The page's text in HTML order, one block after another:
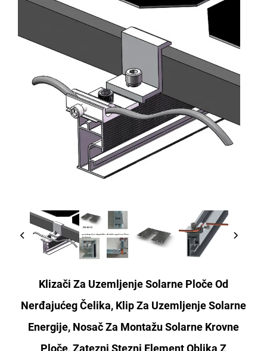
Klizači Za Uzemljenje Solarne Ploče Od
Nerđajućeg Čelika, Klip Za Uzemljenje Solarne
Energije, Nosač Za Montažu Solarne Krovne
Ploče, Zatezni Stezni Element Oblika Z